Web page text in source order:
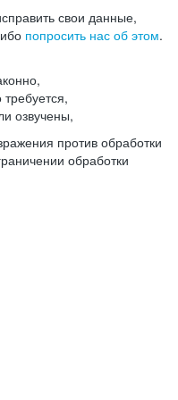
свои данные,
попросить нас об этом.
озвучены,
против обработки
обработки